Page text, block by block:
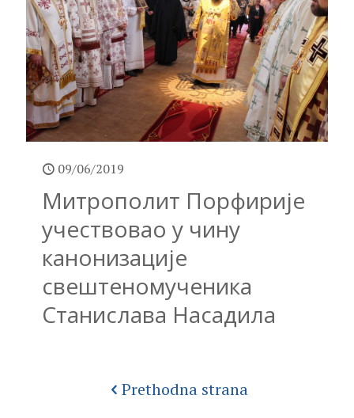
09/06/2019
Митрополит Порфирије
учествовао у чину
канонизације
свештеномученика
Станислава Насадила
Prethodna strana